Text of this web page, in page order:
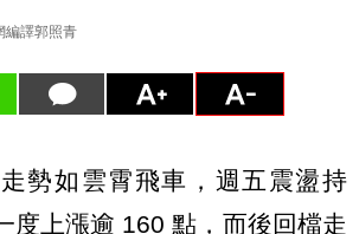
編譯郭照青
勢如雲霄飛車，週五震盪持
度上漲逾 160 點，而後回檔走